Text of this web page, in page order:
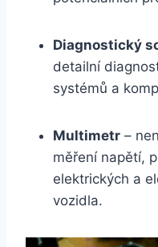
Diagnostický
detailní
systémů a
Multimetr –
měření napětí,
elektrických a
vozidla.